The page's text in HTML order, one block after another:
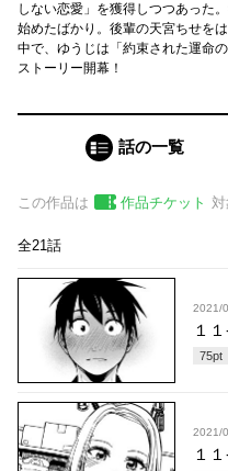
しない恋愛」を獲得しつつあった
始めたばかり。後輩の天宮ちせを
中で、ゆうじは「約束された運命
ストーリー開幕！
話の一覧
この作品は 作品チケット
全21話
2021/
１
75pt
2021/
１